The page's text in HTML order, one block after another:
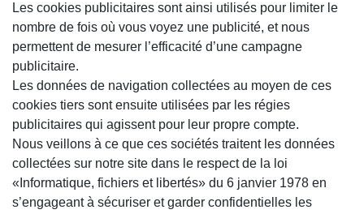
Les cookies publicitaires sont ainsi utilisés pour limiter le
nombre de fois où vous voyez une publicité, et nous
permettent de mesurer l’efficacité d’une campagne
publicitaire.
Les données de navigation collectées au moyen de ces
cookies tiers sont ensuite utilisées par les régies
publicitaires qui agissent pour leur propre compte.
Nous veillons à ce que ces sociétés traitent les données
collectées sur notre site dans le respect de la loi
«Informatique, fichiers et libertés» du 6 janvier 1978 en
s’engageant à sécuriser et garder confidentielles les